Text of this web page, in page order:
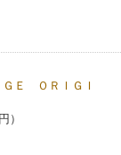
Ｅ ＯＲＩＧＩ
）